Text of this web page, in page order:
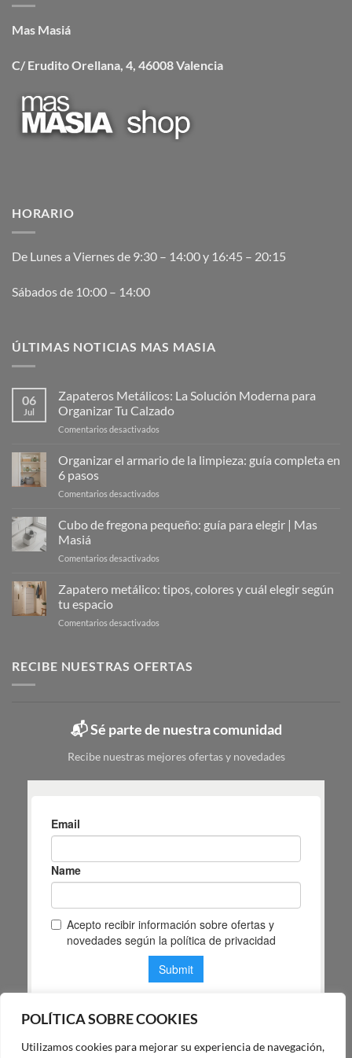
POLÍTICA SOBRE COOKIES
Utilizamos cookies para mejorar su experiencia de navegación,
Mas Masiá
C/ Erudito Orellana, 4, 46008 Valencia
HORARIO
De Lunes a Viernes de 9:30 – 14:00 y 16:45 – 20:15
Sábados de 10:00 – 14:00
ÚLTIMAS NOTICIAS MAS MASIA
06
Jul
Zapateros Metálicos: La Solución Moderna para
Organizar Tu Calzado
Comentarios desactivados
Metálicos:
La
Organizar
Organizar el armario de la limpieza: guía completa en
6 pasos
Comentarios desactivados
armario
guía
completa
Cubo de fregona pequeño: guía para elegir | Mas
Masiá
Comentarios desactivados
de
fregona
|
Zapatero metálico: tipos, colores y cuál elegir según
tu espacio
Comentarios desactivados
tipos,
según
espacio
RECIBE NUESTRAS OFERTAS
📬 Sé parte de nuestra comunidad
Recibe nuestras mejores ofertas y novedades